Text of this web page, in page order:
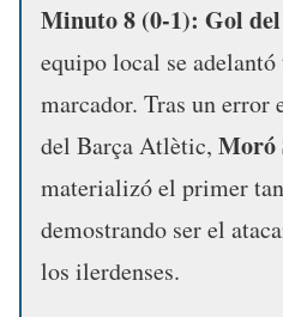
Minuto 8 (0-1): Gol
equipo local se
marcador. Tras un error
del Barça Atlètic, Moró
materializó el primer
demostrando ser el
los ilerdenses.